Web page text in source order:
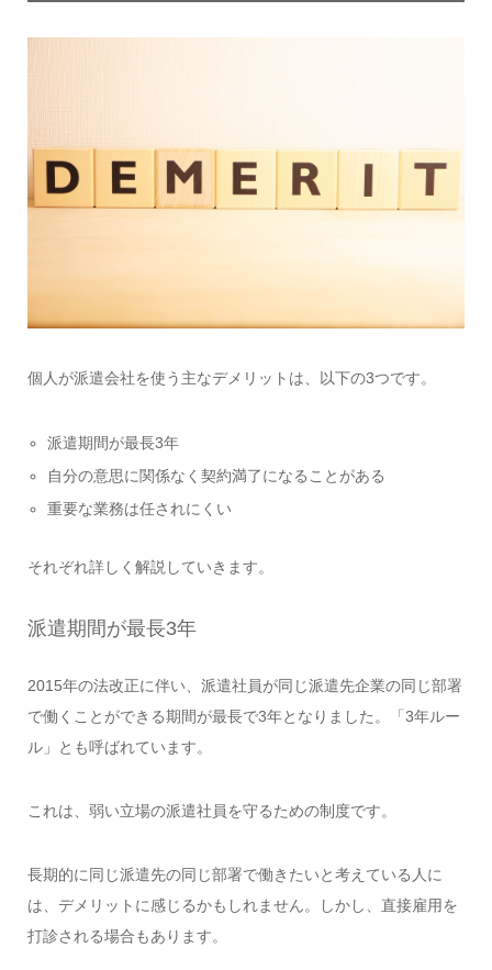
個人が派遣会社を使う主なデメリットは、以下の3つです。
派遣期間が最長3年
自分の意思に関係なく契約満了になることがある
重要な業務は任されにくい
それぞれ詳しく解説していきます。
派遣期間が最長3年
2015年の法改正に伴い、派遣社員が同じ派遣先企業の同じ部署
で働くことができる期間が最長で3年となりました。「3年ルー
ル」とも呼ばれています。
これは、弱い立場の派遣社員を守るための制度です。
長期的に同じ派遣先の同じ部署で働きたいと考えている人に
は、デメリットに感じるかもしれません。しかし、直接雇用を
打診される場合もあります。